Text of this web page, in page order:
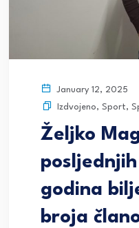
January 12, 2025
Izdvojeno, Sport,
Željko
godina
broja